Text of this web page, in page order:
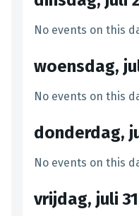
No events on this
woensdag,
No events on this
donderdag,
No events on this
vrijdag, juli